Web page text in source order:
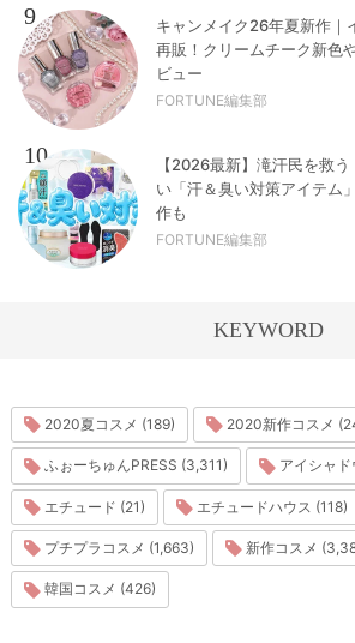
9
キャンメイク26年夏新作｜
再販！クリームチーク新色
ビュー
FORTUNE編集部
10
【2026最新】滝汗民を救
い「汗＆臭い対策アイテム
作も
FORTUNE編集部
KEYWORD
2020夏コスメ (189) 2020新作コスメ
ふぉーちゅんPRESS (3,311) アイシャド
エチュード (21) エチュードハウス (118)
プチプラコスメ (1,663) 新作コスメ
韓国コスメ (426)